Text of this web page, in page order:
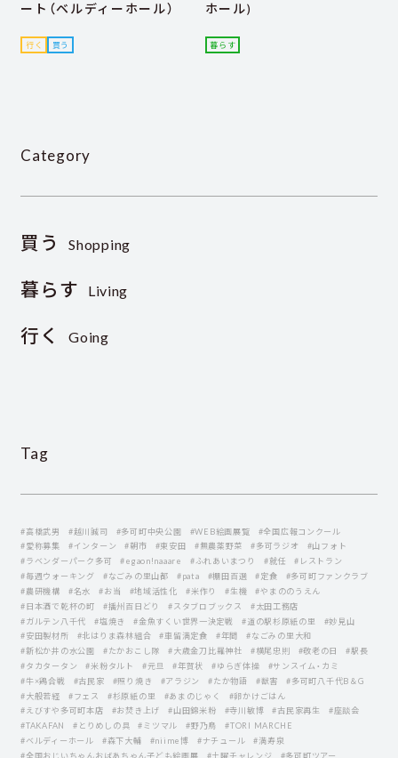
ート（ベルディーホール）
行く 買う
ホール)
暮らす
Category
買う Shopping
暮らす Living
行く Going
Tag
#高橋武男 #越川誠司 #多可町中央公園 #WEB絵画展覧
#全国広報コンクール
#愛称募集
#インターン #朝市 #東安田 #無農薬野菜 #多可ラジオ
#山フォト
#ラベンダーパーク多可
#egaon!naaare #ふれあいまつり #就任
#レストラン
#毎週ウォーキング
#なごみの里山都 #pata #棚田百選 #定食
#多可町ファンクラブ
#農研機構
#名水 #お当 #地域活性化 #米作り #生機
#やまののうえん
#日本酒で乾杯の町
#播州百日どり #スタブロブックス
#太田工務店
#ガルテン八千代
#塩焼き #金魚すくい世界一決定戦 #道の駅杉原紙の里
#妙見山
#安田製材所
#北はりま森林組合 #車留満定食 #年間
#なごみの里大和
#新松か井の水公園
#たかおこし隊 #大歳金刀比羅神社 #横尾忠則 #敬老の日
#駅長
#タカタータン
#米粉タルト #元旦 #年賀状 #ゆらぎ体操
#サンスイム・カミ
#牛×鶏合戦
#古民家 #照り焼き #アラジン #たか物語 #獣害
#多可町八千代B＆G
#大般若経
#フェス #杉原紙の里 #あまのじゃく
#卵かけごはん
#えびすや多可町本店
#お焚き上げ #山田錦米粉 #寺川敏博 #古民家再生
#座談会
#TAKAFAN
#とりめしの具 #ミツマル #野乃鳥
#TORI MARCHE
#ベルディーホール
#森下大輔 #niime博 #ナチュール
#満寿泉
#全国おじいちゃんおばあちゃん子ども絵画展
#土曜チャレンジ
#多可町ツアー